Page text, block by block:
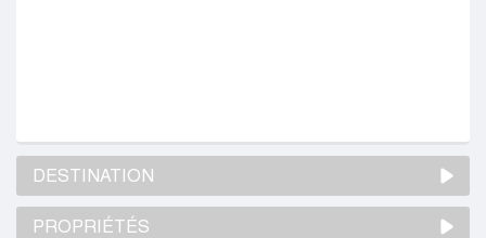
DESTINATION
PROPRIÉTÉS